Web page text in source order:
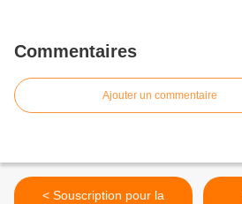
Commentaires
Ajouter un commentaire
< Souscription pour la